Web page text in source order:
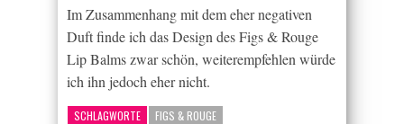
Im Zusammenhang mit dem eher negativen
Duft finde ich das Design des Figs & Rouge
Lip Balms zwar schön, weiterempfehlen würde
ich ihn jedoch eher nicht.
SCHLAGWORTE
FIGS & ROUGE